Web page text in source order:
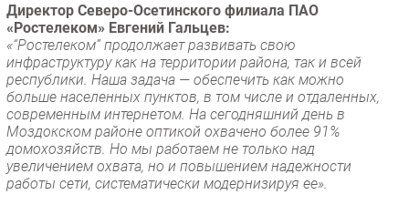
Инновации
CIO/Управление ИТ
Гаджеты
Здоровье
РАЗДЕЛЫ
Новости
Директор Северо-Осетинского филиала ПАО
«Ростелеком» Евгений Гальцев:
«“Ростелеком” продолжает развивать свою
инфраструктуру как на территории района, так и всей
республики. Наша задача — обеспечить как можно
больше населенных пунктов, в том числе и отдаленных,
современным интернетом. На сегодняшний день в
Моздокском районе оптикой охвачено более 91%
домохозяйств. Но мы работаем не только над
увеличением охвата, но и повышением надежности
работы сети, систематически модернизируя ее».